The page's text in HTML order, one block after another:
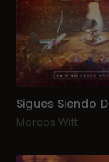
Marcos Witt